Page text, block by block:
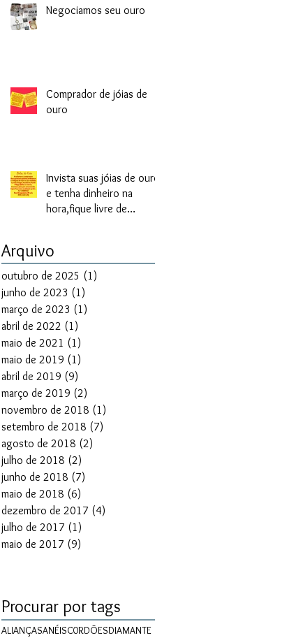
Negociamos seu ouro
Comprador de jóias de
ouro
Invista suas jóias de ouro
e tenha dinheiro na
hora,fique livre de
Arquivo
outubro de 2025 (1)
junho de 2023 (1)
março de 2023 (1)
abril de 2022 (1)
maio de 2021 (1)
maio de 2019 (1)
abril de 2019 (9)
março de 2019 (2)
novembro de 2018 (1)
setembro de 2018 (7)
agosto de 2018 (2)
julho de 2018 (2)
junho de 2018 (7)
maio de 2018 (6)
dezembro de 2017 (4)
julho de 2017 (1)
maio de 2017 (9)
Procurar por tags
ALIANÇASANÉISC0RDÕESDIAMANTE